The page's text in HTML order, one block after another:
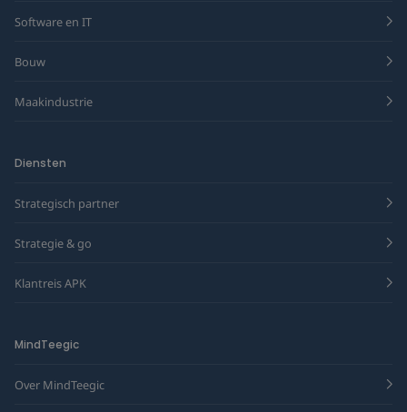
Software en IT
Bouw
Maakindustrie
Diensten
Strategisch partner
Strategie & go
Klantreis APK
MindTeegic
Over MindTeegic